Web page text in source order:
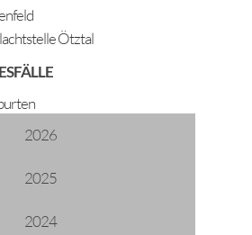
Ötztal
2026
2025
2024
im Winter